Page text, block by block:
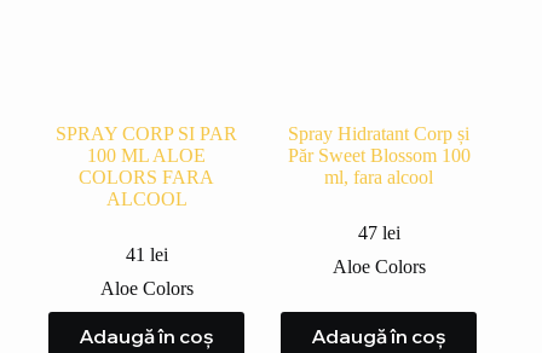
SPRAY CORP SI PAR
100 ML ALOE
COLORS FARA
ALCOOL
41 lei
Aloe Colors
Adaugă în coș
Spray Hidratant Corp și
Păr Sweet Blossom 100
ml, fara alcool
47 lei
Aloe Colors
Adaugă în coș